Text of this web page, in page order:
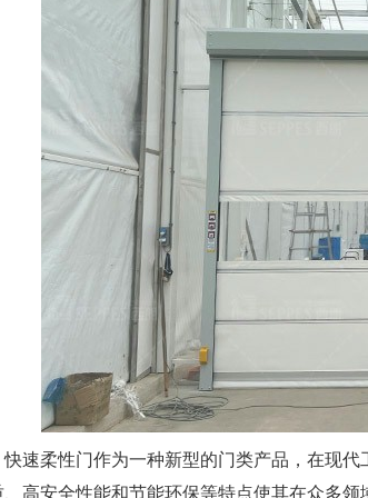
柔性门作为一种新型的门类产品，在现代
、高安全性能和节能环保等特点使其在众多